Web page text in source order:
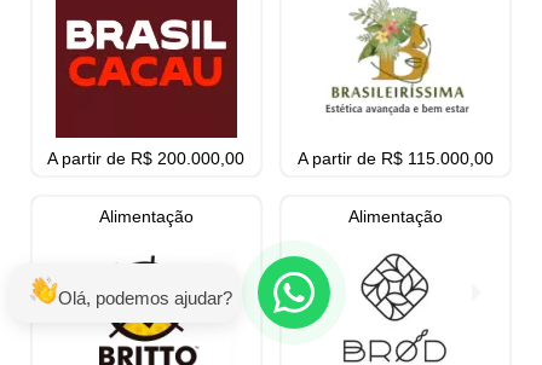
A partir de R$ 200.000,00 A partir de R$ 115.000,00
Alimentação Alimentação
Olá, podemos ajudar?